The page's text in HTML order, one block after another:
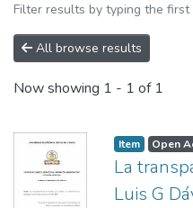
Filter results by typing the
All browse results
Now showing 1 - 1 of 1
Item Open
La
Luis G